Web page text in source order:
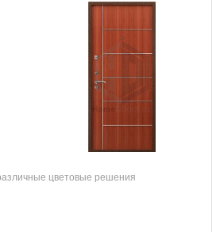
цветовые решения